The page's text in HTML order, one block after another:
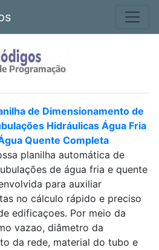
de Dimensionamento de
Hidráulicas Água Fria
Quente Completa
planilha automática de
de água fria e quente
para auxiliar
no cálculo rápido e preciso
edificaçoes. Por meio da
vazao, diâmetro da
da rede, material do tubo e